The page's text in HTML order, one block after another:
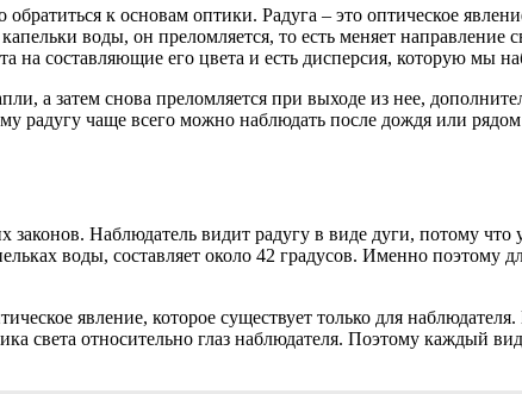
к основам оптики. Радуга – это оптическое
воды, он преломляется, то есть меняет
на составляющие его цвета и есть дисперсия, которую мы
а затем снова преломляется при выходе из нее,
чаще всего можно наблюдать после дождя или
законов. Наблюдатель видит радугу в виде дуги, потому
воды, составляет около 42 градусов. Именно поэтому
явление, которое существует только для
света относительно глаз наблюдателя. Поэтому каждый